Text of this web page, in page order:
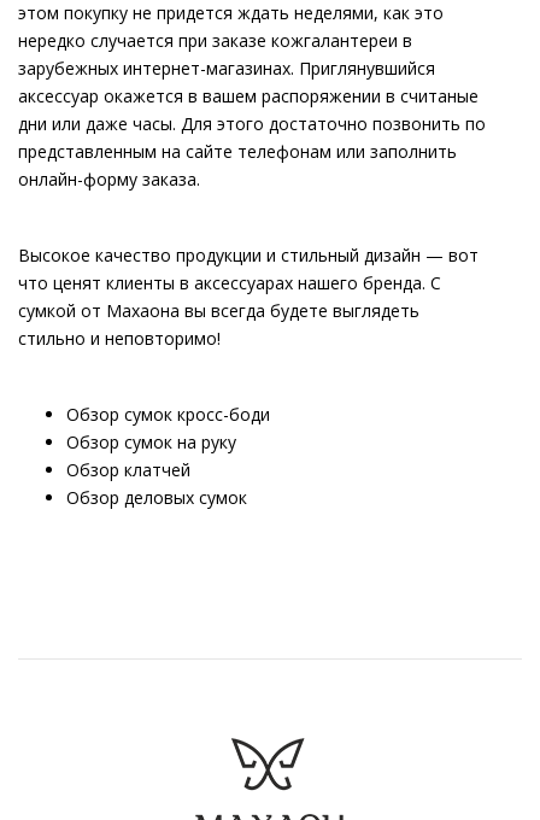
этом покупку не придется ждать неделями, как это
нередко случается при заказе кожгалантереи в
зарубежных интернет-магазинах. Приглянувшийся
аксессуар окажется в вашем распоряжении в считаные
дни или даже часы. Для этого достаточно позвонить по
представленным на сайте телефонам или заполнить
онлайн-форму заказа.
Высокое качество продукции и стильный дизайн — вот
что ценят клиенты в аксессуарах нашего бренда. С
сумкой от Махаона вы всегда будете выглядеть
стильно и неповторимо!
Обзор сумок кросс-боди
Обзор сумок на руку
Обзор клатчей
Обзор деловых сумок